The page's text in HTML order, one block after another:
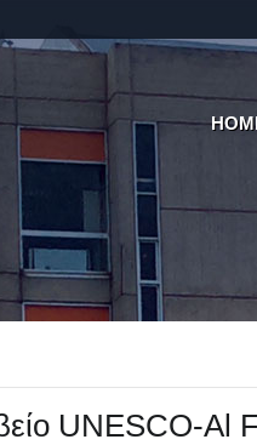
UNESCO-Al